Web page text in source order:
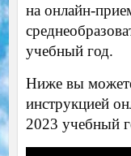
на онлайн-
учебный год.
Ниже вы
инструкцией
2023 учебный